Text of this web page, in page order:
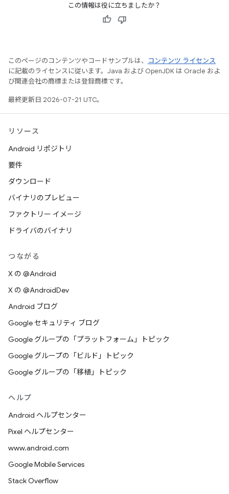
この情報は役に立ちましたか？
このページのコンテンツやコードサンプルは、
コンテンツ ライセンス
に記載のライセンスに従います。Java および OpenJDK は Oracle およ
び関連会社の商標または登録商標です。
最終更新日 2026-07-21 UTC。
リソース
Android リポジトリ
要件
ダウンロード
バイナリのプレビュー
ファクトリー イメージ
ドライバのバイナリ
つながる
X の @Android
X の @AndroidDev
Android ブログ
Google セキュリティ ブログ
Google グループの「プラットフォーム」トピック
Google グループの「ビルド」トピック
Google グループの「移植」トピック
ヘルプ
Android ヘルプセンター
Pixel ヘルプセンター
www.android.com
Google Mobile Services
Stack Overflow